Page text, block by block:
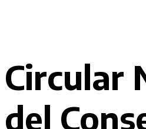
Circular
del